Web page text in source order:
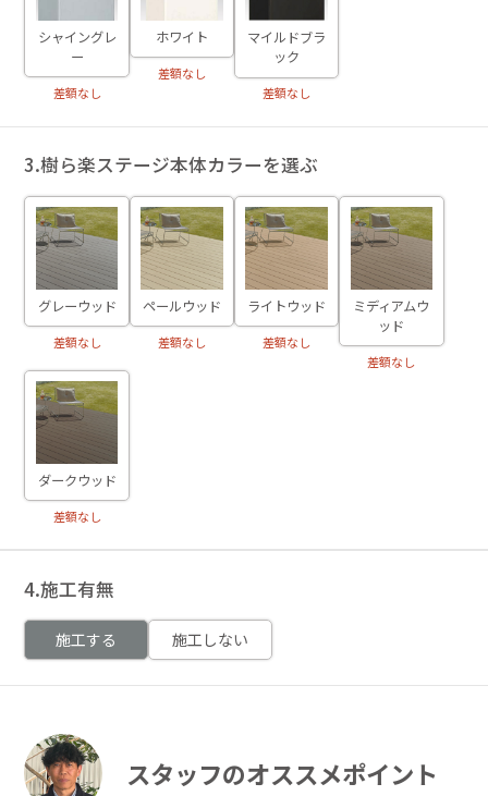
シャイングレ
ー
差額なし
ホワイト
差額なし
マイルドブラ
ック
差額なし
3.樹ら楽ステージ本体カラーを選ぶ
グレーウッド
差額なし
ペールウッド
差額なし
ライトウッド
差額なし
ミディアムウ
ッド
差額なし
ダークウッド
差額なし
4.施工有無
施工する 施工しない
スタッフのオススメポイント